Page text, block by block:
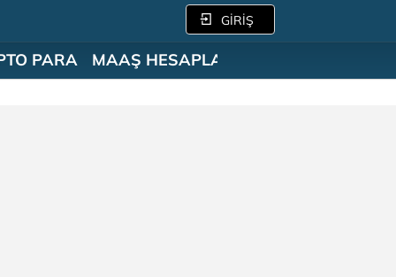
GİRİŞ
PARA MAAŞ HESAPLAMA